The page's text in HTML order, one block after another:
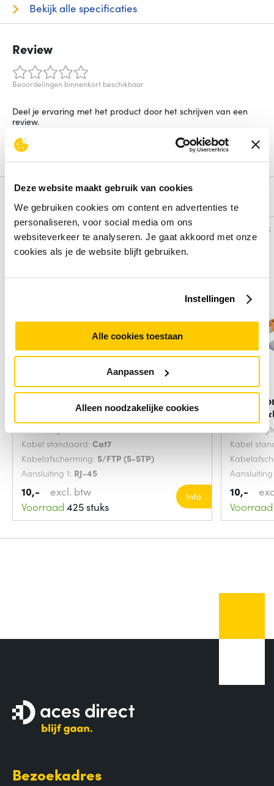
Deze website maakt gebruik van cookies
We gebruiken cookies om content en advertenties te
personaliseren, voor social media om ons
websiteverkeer te analyseren. Je gaat akkoord met onze
cookies als je de website blijft gebruiken.
Instellingen
Alle cookies toestaan
Aanpassen
Alleen noodzakelijke cookies
Bekijk alle specificaties
Review
Beoordelingen binnenkort beschikbaar
Deel je ervaring met het product door het schrijven van een
review.
Schrijf een review
Alternatieven
Vergelijk
netwerkkabel Groen 2
Kabel standaard: Cat7
Kabelafscherming: S/FTP (S-STP)
Aansluiting 1: RJ-45
10,-
excl. btw
Voorraad 425 stuks
Info
Vergelijk
Kabel
10,-
Voorraad
Bezoekadres